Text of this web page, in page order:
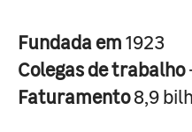
Fundada em1923
Colegas de trabalho
Faturamento8,9